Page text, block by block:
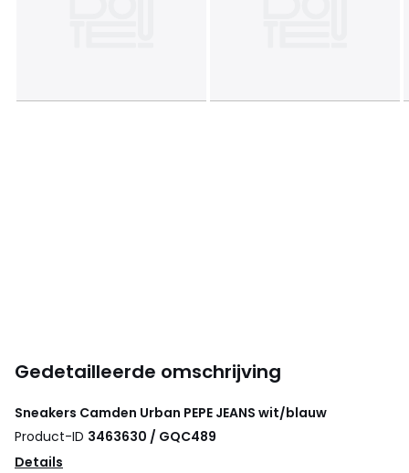
Gedetailleerde omschrijving
Sneakers Camden Urban PEPE JEANS wit/blauw
Product-ID 3463630 / GQC489
Details